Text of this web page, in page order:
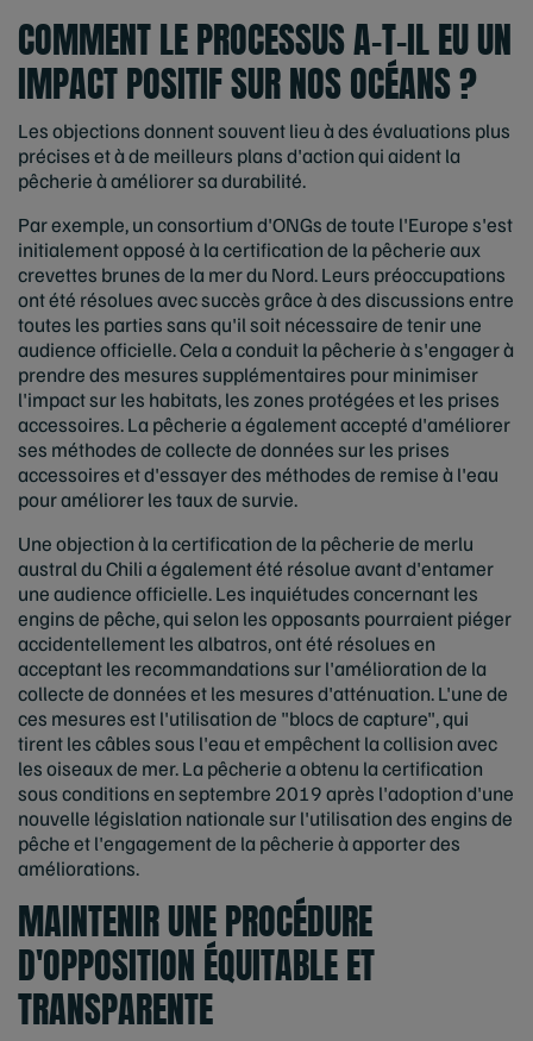
COMMENT LE PROCESSUS A-T-IL EU UN
IMPACT POSITIF SUR NOS OCÉANS ?
Les objections donnent souvent lieu à des évaluations plus
précises et à de meilleurs plans d'action qui aident la
pêcherie à améliorer sa durabilité.
Par exemple, un consortium d'ONGs de toute l'Europe s'est
initialement opposé à la certification de la pêcherie aux
crevettes brunes de la mer du Nord. Leurs préoccupations
ont été résolues avec succès grâce à des discussions entre
toutes les parties sans qu'il soit nécessaire de tenir une
audience officielle. Cela a conduit la pêcherie à s'engager à
prendre des mesures supplémentaires pour minimiser
l'impact sur les habitats, les zones protégées et les prises
accessoires. La pêcherie a également accepté d'améliorer
ses méthodes de collecte de données sur les prises
accessoires et d'essayer des méthodes de remise à l'eau
pour améliorer les taux de survie.
Une objection à la certification de la pêcherie de merlu
austral du Chili a également été résolue avant d'entamer
une audience officielle. Les inquiétudes concernant les
engins de pêche, qui selon les opposants pourraient piéger
accidentellement les albatros, ont été résolues en
acceptant les recommandations sur l'amélioration de la
collecte de données et les mesures d'atténuation. L'une de
ces mesures est l'utilisation de "blocs de capture", qui
tirent les câbles sous l'eau et empêchent la collision avec
les oiseaux de mer. La pêcherie a obtenu la certification
sous conditions en septembre 2019 après l'adoption d'une
nouvelle législation nationale sur l'utilisation des engins de
pêche et l'engagement de la pêcherie à apporter des
améliorations.
MAINTENIR UNE PROCÉDURE
D'OPPOSITION ÉQUITABLE ET
TRANSPARENTE